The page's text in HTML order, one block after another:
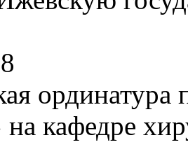
ординатура
кафедре